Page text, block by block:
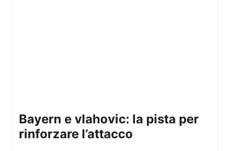
bayern e vlahovic: la pista per
rinforzare l’attacco